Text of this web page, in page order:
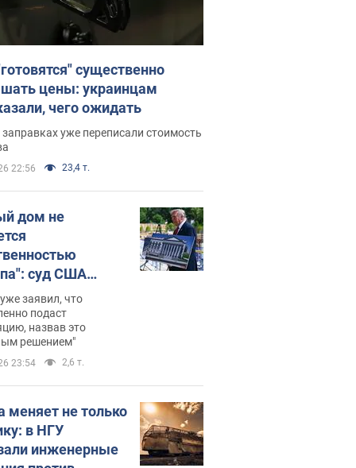
существенно
цены: украинцам
чего ожидать
уже переписали стоимость
22:56 23,4 т.
дом не
суд США
зала
400 млн
заявил, что
подаст
назвав это
решением"
23:54 2,6 т.
меняет не только
в НГУ
инженерные